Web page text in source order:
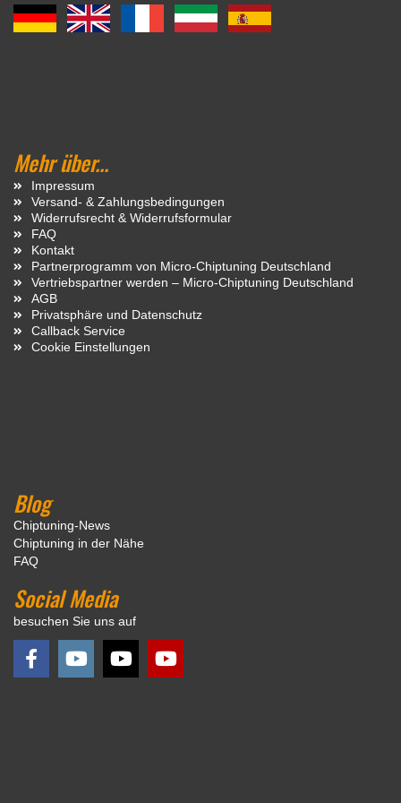
Mehr über...
Impressum
Versand- & Zahlungsbedingungen
Widerrufsrecht & Widerrufsformular
FAQ
Kontakt
Partnerprogramm von Micro-Chiptuning Deutschland
Vertriebspartner werden – Micro-Chiptuning Deutschland
AGB
Privatsphäre und Datenschutz
Callback Service
Cookie Einstellungen
Blog
Chiptuning-News
Chiptuning in der Nähe
FAQ
Social Media
besuchen Sie uns auf